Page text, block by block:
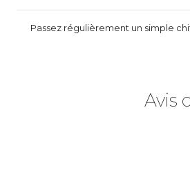
Passez régulièrement un simple
Avis